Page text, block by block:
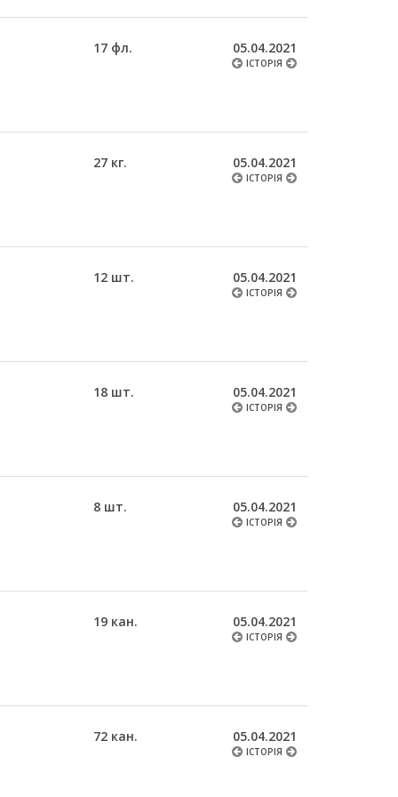
17 фл. 05.04.2021
ІСТОРІЯ
27 кг. 05.04.2021
ІСТОРІЯ
12 шт. 05.04.2021
ІСТОРІЯ
18 шт. 05.04.2021
ІСТОРІЯ
8 шт. 05.04.2021
ІСТОРІЯ
19 кан. 05.04.2021
ІСТОРІЯ
72 кан. 05.04.2021
ІСТОРІЯ